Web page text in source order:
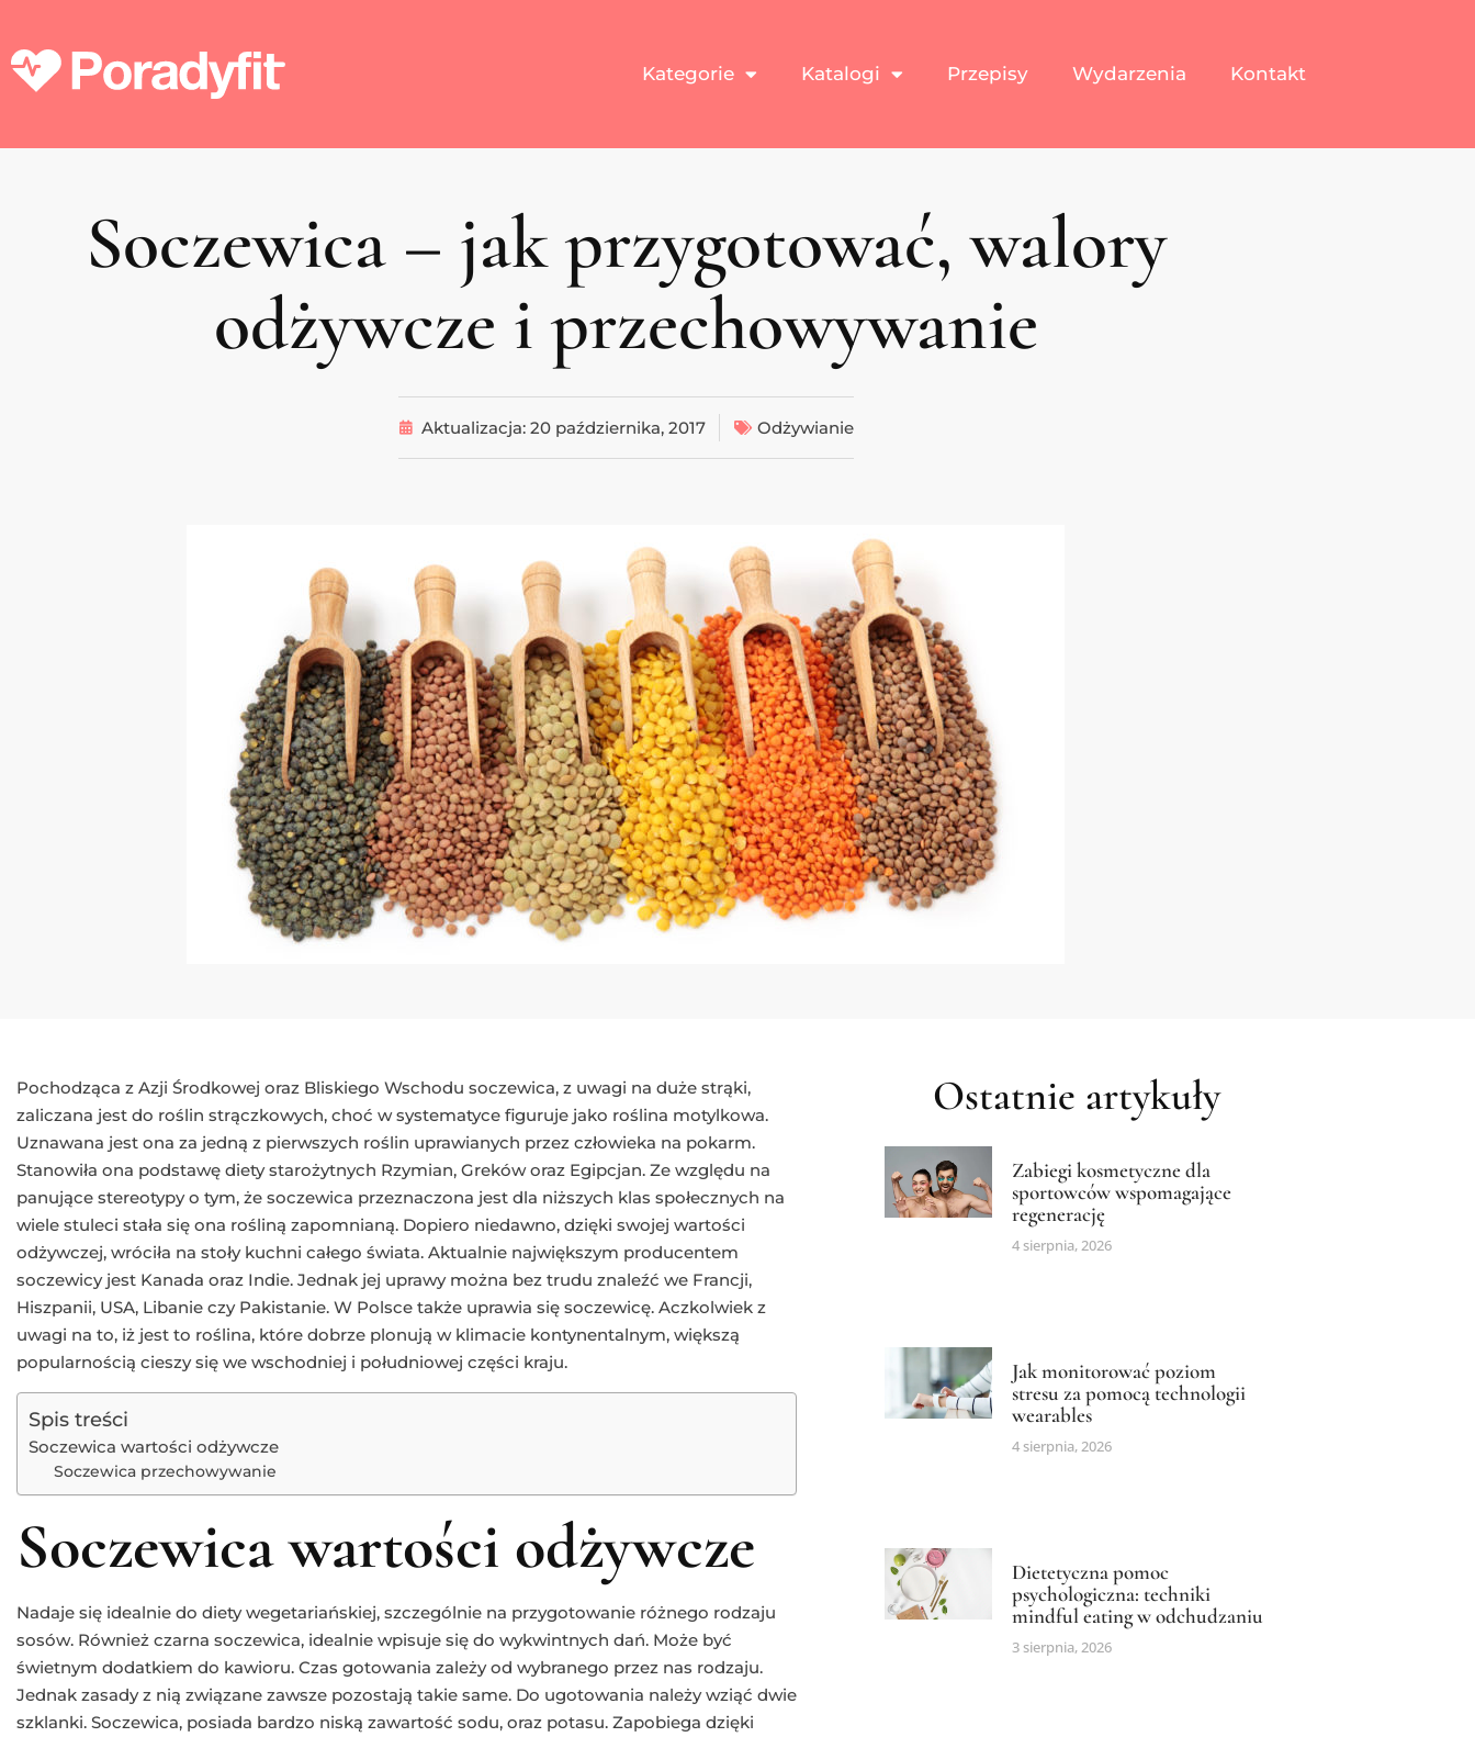
Kategorie Katalogi Przepisy Wydarzenia Kontakt
Soczewica – jak przygotować, walory
odżywcze i przechowywanie
Aktualizacja: 20 października, 2017 Odżywianie
Pochodząca z Azji Środkowej oraz Bliskiego Wschodu soczewica, z uwagi na duże strąki,
zaliczana jest do roślin strączkowych, choć w systematyce figuruje jako roślina motylkowa.
Uznawana jest ona za jedną z pierwszych roślin uprawianych przez człowieka na pokarm.
Stanowiła ona podstawę diety starożytnych Rzymian, Greków oraz Egipcjan. Ze względu na
panujące stereotypy o tym, że soczewica przeznaczona jest dla niższych klas społecznych na
wiele stuleci stała się ona rośliną zapomnianą. Dopiero niedawno, dzięki swojej wartości
odżywczej, wróciła na stoły kuchni całego świata. Aktualnie największym producentem
soczewicy jest Kanada oraz Indie. Jednak jej uprawy można bez trudu znaleźć we Francji,
Hiszpanii, USA, Libanie czy Pakistanie. W Polsce także uprawia się soczewicę. Aczkolwiek z
uwagi na to, iż jest to roślina, które dobrze plonują w klimacie kontynentalnym, większą
popularnością cieszy się we wschodniej i południowej części kraju.
Spis treści
Soczewica wartości odżywcze
Soczewica przechowywanie
Soczewica wartości odżywcze
Nadaje się idealnie do diety wegetariańskiej, szczególnie na przygotowanie różnego rodzaju
sosów. Również czarna soczewica, idealnie wpisuje się do wykwintnych dań. Może być
świetnym dodatkiem do kawioru. Czas gotowania zależy od wybranego przez nas rodzaju.
Jednak zasady z nią związane zawsze pozostają takie same. Do ugotowania należy wziąć dwie
szklanki. Soczewica, posiada bardzo niską zawartość sodu, oraz potasu. Zapobiega dzięki
Ostatnie artykuły
Zabiegi kosmetyczne dla
sportowców wspomagające
regenerację
4 sierpnia, 2026
Jak monitorować poziom
stresu za pomocą technologii
wearables
4 sierpnia, 2026
Dietetyczna pomoc
psychologiczna: techniki
mindful eating w odchudzaniu
3 sierpnia, 2026